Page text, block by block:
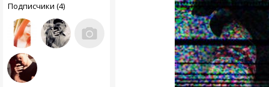
Подписчики (4)